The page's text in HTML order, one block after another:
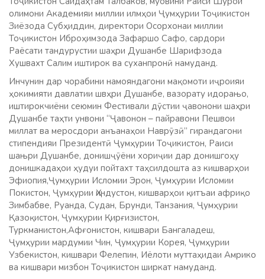
олимони Академияи миллии илмҳои Ҷумҳурии Тоҷикистон
Зиёзода Субҳиддин, директори Осорхонаи миллии
Тоҷикистон Иброҳимзода Зафаршо Сафо, сардори
Раёсати тандурустии шаҳри Душанбе Шарифзода
Хушвахт Салим иштирок ва суханпронӣ намуданд.
Инчунин дар чорабини намояндагони мақомоти иҷроияи
ҳокимияти давлатии швҳри Душанбе, вазорату идорањо,
иштирокчиёни сеюмин Фестивали дӯстии ҷавонони шаҳри
Душанбе таҳти унвони “Ҷавонон – пайравони Пешвои
миллат ва меросдори анъанаҳои Наврӯзӣ” гирандагони
стипендияи Президентӣ Ҷумҳурии Тоҷикистон, Раиси
шањри Душанбе, донишҷӯёни хориҷии дар донишгоҳу
донишкадаҳои ҳудуи пойтахт таҳсилдошта аз кишварҳои
Эфиопия,Ҷумҳурии Исломии Эрон, Ҷумҳурии Исломии
Покистон, Ҷумҳурии Ҳиндустон, кишварҳои қитъаи африқо
Зимбабве, Руанда, Судан, Брунди, Танзания, Ҷумҳурии
Қазоқистон, Ҷумҳурии Қирғизистон,
Туркманистон,Афғонистон, кишвари Бангаладеш,
Ҷумҳурии мардумии Чин, Ҷумҳурии Корея, Ҷумҳурии
Узбекистон, кишвари Фелепин, Иёлоти муттаҳидаи Амрико
ва кишвари мизбон Тоҷикистон ширкат намуданд.